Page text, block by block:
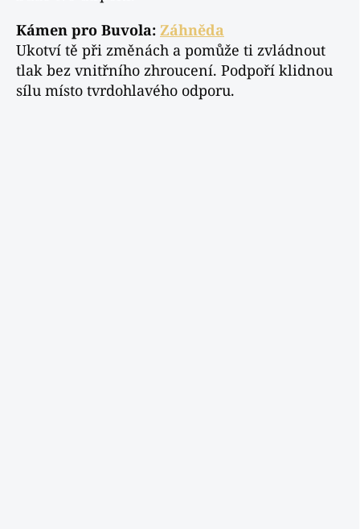
Kámen pro Buvola: Záhněda
Ukotví tě při změnách a pomůže ti zvládnout
tlak bez vnitřního zhroucení. Podpoří klidnou
sílu místo tvrdohlavého odporu.